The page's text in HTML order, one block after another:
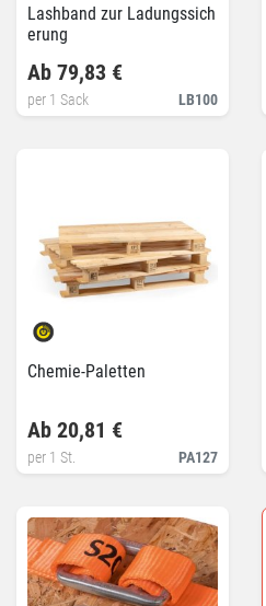
Lashband zur Ladungssich
erung
LB100
Ab 79,83 €
per 1 Sack
Chemie-Paletten
PA127
Ab 20,81 €
per 1 St.